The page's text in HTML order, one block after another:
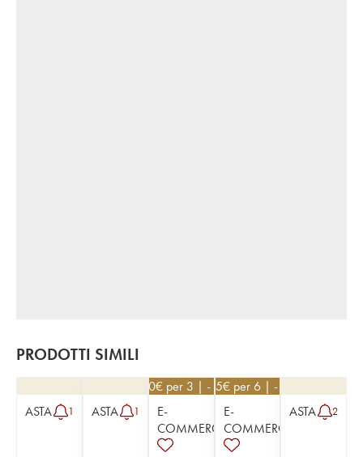
PRODOTTI SIMILI
ASTA 1 ASTA 1
51,30€ per 3 | - 10%
E-
COMMERCE
25,65€ per 6 | - 10%
E-
COMMERCE
ASTA 2